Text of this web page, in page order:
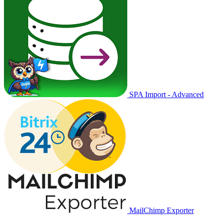
SPA Import - Advanced
MailChimp Exporter